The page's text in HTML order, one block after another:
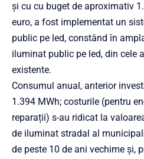
și cu cu buget de aproximativ
euro, a fost implementat un
public pe led, constând în
iluminat public pe led, din cele
existente.
Consumul anual, anterior
1.394 MWh; costurile (pentru
reparații) s-au ridicat la
de iluminat stradal al
de peste 10 de ani vechime și,